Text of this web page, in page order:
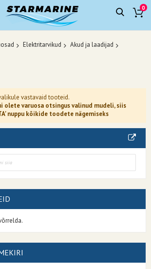
0
Elektritarvikud
Akud ja laadijad
vastavaid tooteid.
olete varuosa otsingus valinud mudeli, siis
nuppu kõikide toodete nägemiseks